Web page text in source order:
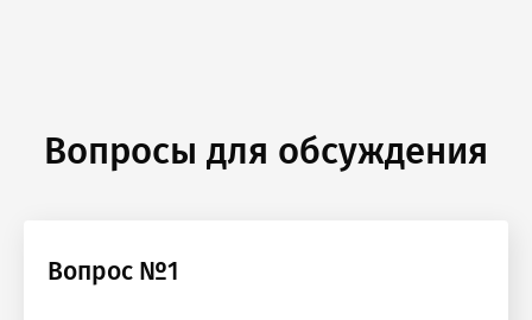
Вопросы для обсуждения
Вопрос №1на курс